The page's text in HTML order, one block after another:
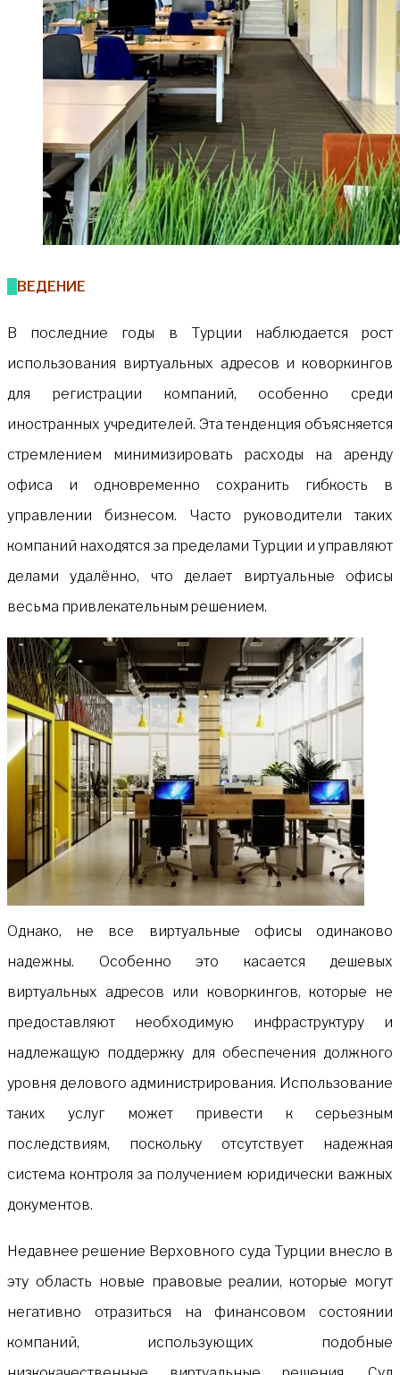
ВВЕДЕНИЕ
В последние годы в Турции наблюдается рост
использования виртуальных адресов и коворкингов
для регистрации компаний, особенно среди
иностранных учредителей. Эта тенденция объясняется
стремлением минимизировать расходы на аренду
офиса и одновременно сохранить гибкость в
управлении бизнесом. Часто руководители таких
компаний находятся за пределами Турции и управляют
делами удалённо, что делает виртуальные офисы
весьма привлекательным решением.
Однако, не все виртуальные офисы одинаково
надежны. Особенно это касается дешевых
виртуальных адресов или коворкингов, которые не
предоставляют необходимую инфраструктуру и
надлежащую поддержку для обеспечения должного
уровня делового администрирования. Использование
таких услуг может привести к серьезным
последствиям, поскольку отсутствует надежная
система контроля за получением юридически важных
документов.
Недавнее решение Верховного суда Турции внесло в
эту область новые правовые реалии, которые могут
негативно отразиться на финансовом состоянии
компаний, использующих подобные